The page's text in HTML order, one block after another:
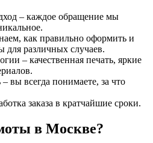
– каждое обращение мы
как правильно оформить и
для различных случаев.
– качественная печать, яркие
вы всегда понимаете, за что
заказа в кратчайшие сроки.
в Москве?